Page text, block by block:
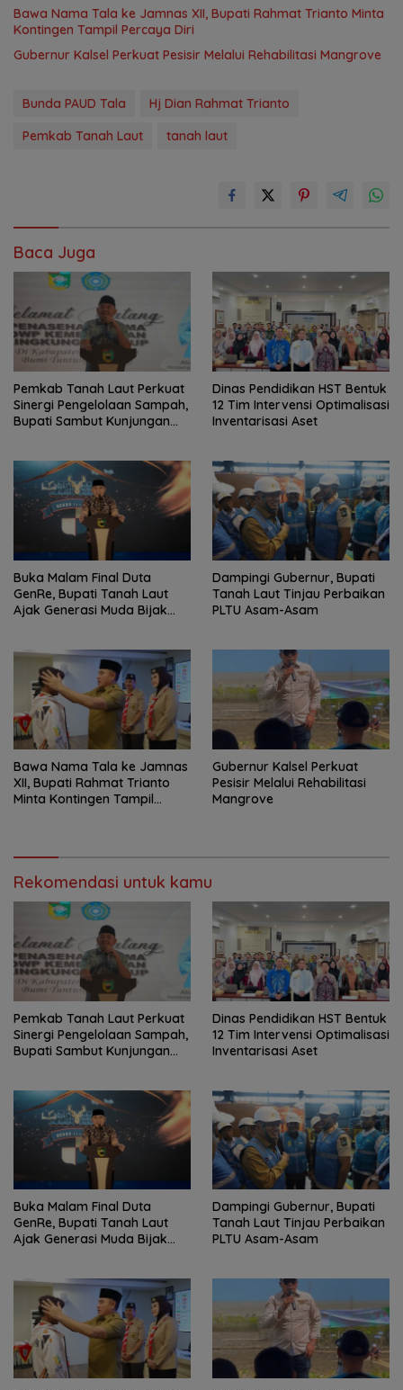
Bawa Nama Tala ke Jamnas XII, Bupati Rahmat Trianto Minta
Kontingen Tampil Percaya Diri
Gubernur Kalsel Perkuat Pesisir Melalui Rehabilitasi Mangrove
Bunda PAUD Tala
Hj Dian Rahmat Trianto
Pemkab Tanah Laut
tanah laut
Baca Juga
Pemkab Tanah Laut Perkuat
Sinergi Pengelolaan Sampah,
Bupati Sambut Kunjungan
Dinas Pendidikan HST Bentuk
12 Tim Intervensi Optimalisasi
Inventarisasi Aset
Buka Malam Final Duta
GenRe, Bupati Tanah Laut
Ajak Generasi Muda Bijak
Dampingi Gubernur, Bupati
Tanah Laut Tinjau Perbaikan
PLTU Asam-Asam
Bawa Nama Tala ke Jamnas
XII, Bupati Rahmat Trianto
Minta Kontingen Tampil
Gubernur Kalsel Perkuat
Pesisir Melalui Rehabilitasi
Mangrove
Rekomendasi untuk kamu
Pemkab Tanah Laut Perkuat
Sinergi Pengelolaan Sampah,
Bupati Sambut Kunjungan
Dinas Pendidikan HST Bentuk
12 Tim Intervensi Optimalisasi
Inventarisasi Aset
Buka Malam Final Duta
GenRe, Bupati Tanah Laut
Ajak Generasi Muda Bijak
Dampingi Gubernur, Bupati
Tanah Laut Tinjau Perbaikan
PLTU Asam-Asam